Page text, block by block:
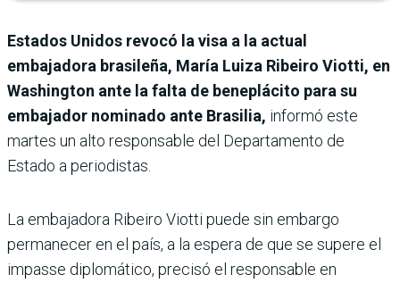
Estados Unidos revocó la visa a la actual
embajadora brasileña, María Luiza Ribeiro Viotti, en
Washington ante la falta de beneplácito para su
embajador nominado ante Brasilia, informó este
martes un alto responsable del Departamento de
Estado a periodistas.
La embajadora Ribeiro Viotti puede sin embargo
permanecer en el país, a la espera de que se supere el
impasse diplomático, precisó el responsable en